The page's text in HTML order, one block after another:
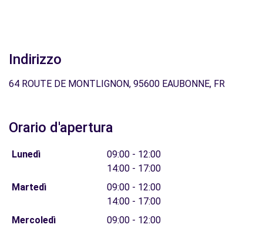
Indirizzo
64 ROUTE DE MONTLIGNON, 95600 EAUBONNE, FR
Orario d'apertura
Lunedì
09:00 - 12:00
14:00 - 17:00
Martedì
09:00 - 12:00
14:00 - 17:00
Mercoledì
09:00 - 12:00